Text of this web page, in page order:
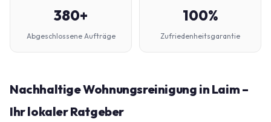
380+
Abgeschlossene Aufträge
100%
Zufriedenheitsgarantie
Nachhaltige Wohnungsreinigung in Laim –
Ihr lokaler Ratgeber